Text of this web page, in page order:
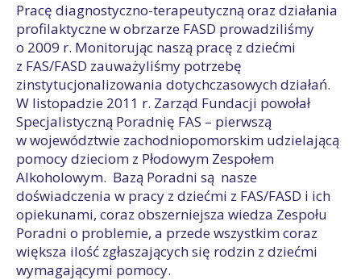
Pracę diagnostyczno-terapeutyczną oraz działania
profilaktyczne w obrzarze FASD prowadziliśmy
o 2009 r. Monitorując naszą pracę z dziećmi
z FAS/FASD zauważyliśmy potrzebę
zinstytucjonalizowania dotychczasowych działań.
W listopadzie 2011 r. Zarząd Fundacji powołał
Specjalistyczną Poradnię FAS – pierwszą
w województwie zachodniopomorskim udzielającą
pomocy dzieciom z Płodowym Zespołem
Alkoholowym. Bazą Poradni są nasze
doświadczenia w pracy z dziećmi z FAS/FASD i ich
opiekunami, coraz obszerniejsza wiedza Zespołu
Poradni o problemie, a przede wszystkim coraz
większa ilość zgłaszających się rodzin z dziećmi
wymagającymi pomocy.